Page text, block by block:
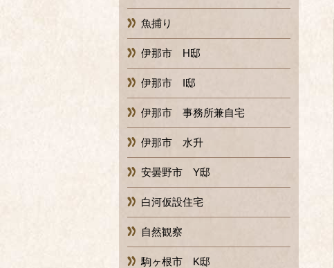
魚捕り
伊那市 H邸
伊那市 I邸
伊那市 事務所兼自宅
伊那市 水升
安曇野市 Y邸
白河仮設住宅
自然観察
駒ヶ根市 K邸